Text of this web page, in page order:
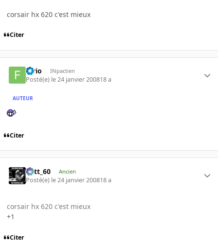
corsair hx 620 c'est mieux
Citer
furio INpactien
Posté(e) le 24 janvier 200818 a
AUTEUR
Citer
Batt_60 Ancien
Posté(e) le 24 janvier 200818 a
corsair hx 620 c'est mieux
+1
Citer